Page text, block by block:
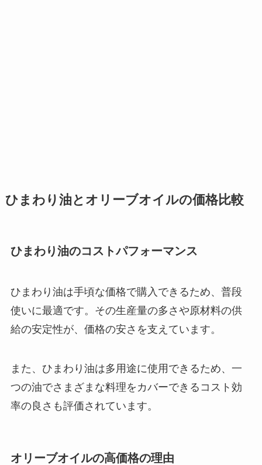
ひまわり油とオリーブオイルの価格比較
ひまわり油のコストパフォーマンス
ひまわり油は手頃な価格で購入できるため、普段
使いに最適です。その生産量の多さや原材料の供
給の安定性が、価格の安さを支えています。
また、ひまわり油は多用途に使用できるため、一
つの油でさまざまな料理をカバーできるコスト効
率の良さも評価されています。
オリーブオイルの高価格の理由